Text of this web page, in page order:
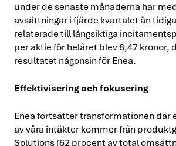
under de senaste månaderna har
avsättningar i fjärde kvartalet än
relaterade till långsiktiga
per aktie för helåret blev 8,47 kronor,
resultatet någonsin för Enea.
Effektivisering och fokusering
Enea fortsätter transformationen där
av våra intäkter kommer från
Solutions (62 procent av total